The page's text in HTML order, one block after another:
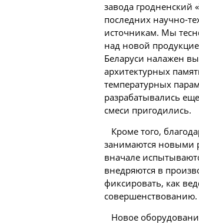
завода гродненский
последних научно-
источникам. Мы
над новой
Беларуси налажен
архитектурных
температурных
разрабатывались
смеси пригодились.
Кроме того,
занимаются новыми
вначале
внедряются в
фиксировать, как
совершенствованию.
Новое